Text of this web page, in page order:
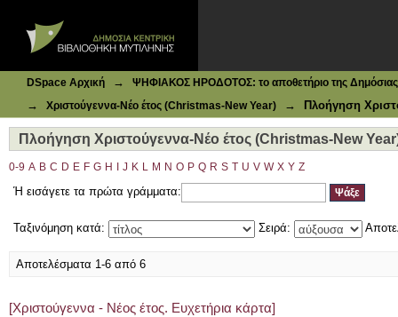
DSpace Αρχική → ΨΗΦΙΑΚΟΣ ΗΡΟΔΟΤΟΣ: το αποθετήριο της Δημόσιας
→ Χριστούγεννα-Νέο έτος (Christmas-New Year) → Πλοήγηση
Πλοήγηση Χριστούγεννα-Νέο έτος (Christmas-New
0-9 A B C D E F G H J K L M N O P Q R S T U V W X Y Z
Ή εισάγετε τα πρώτα γράμματα:
Ταξινόμηση κατά: Σειρά:
Αποτελέσματα 1-6 από 6
[Χριστούγεννα - Νέος έτος. Ευχετήρια κάρτα]